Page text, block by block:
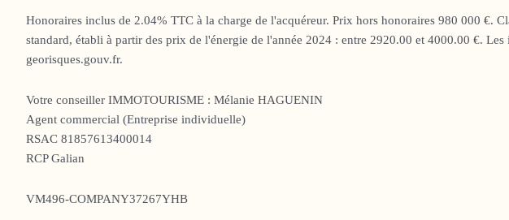
Honoraires inclus de 2.04% TTC à la charge de l'acquéreur. Prix hors honoraires 980 000 €.
standard, établi à partir des prix de l'énergie de l'année 2024 : entre 2920.00 et 4000.00 €.
georisques.gouv.fr.
Votre conseiller IMMOTOURISME : Mélanie HAGUENIN
Agent commercial (Entreprise individuelle)
RSAC 81857613400014
RCP Galian
VM496-COMPANY37267YHB